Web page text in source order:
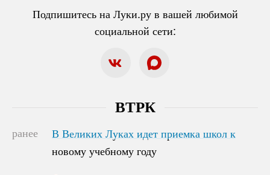
Подпишитесь на Луки.ру в вашей любимой
социальной сети:
ВТРК
ранее
В Великих Луках идет приемка школ к
новому учебному году
В Великих Луках идет приемка школ к
новому учебному году